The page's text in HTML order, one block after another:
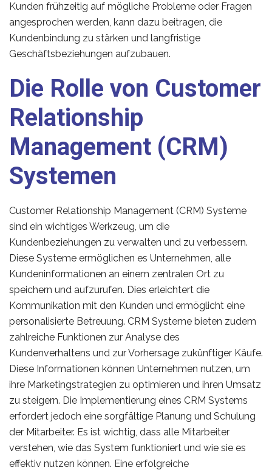
Kunden frühzeitig auf mögliche Probleme oder Fragen
angesprochen werden, kann dazu beitragen, die
Kundenbindung zu stärken und langfristige
Geschäftsbeziehungen aufzubauen.
Die Rolle von Customer
Relationship
Management (CRM)
Systemen
Customer Relationship Management (CRM) Systeme
sind ein wichtiges Werkzeug, um die
Kundenbeziehungen zu verwalten und zu verbessern.
Diese Systeme ermöglichen es Unternehmen, alle
Kundeninformationen an einem zentralen Ort zu
speichern und aufzurufen. Dies erleichtert die
Kommunikation mit den Kunden und ermöglicht eine
personalisierte Betreuung. CRM Systeme bieten zudem
zahlreiche Funktionen zur Analyse des
Kundenverhaltens und zur Vorhersage zukünftiger Käufe.
Diese Informationen können Unternehmen nutzen, um
ihre Marketingstrategien zu optimieren und ihren Umsatz
zu steigern. Die Implementierung eines CRM Systems
erfordert jedoch eine sorgfältige Planung und Schulung
der Mitarbeiter. Es ist wichtig, dass alle Mitarbeiter
verstehen, wie das System funktioniert und wie sie es
effektiv nutzen können. Eine erfolgreiche